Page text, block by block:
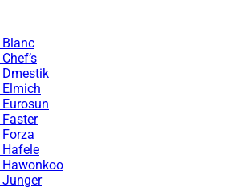
Blanc
Dmestik
Hafele
Hawonkoo
Junger